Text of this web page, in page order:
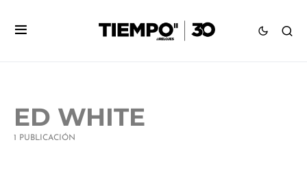
ED WHITE
1 PUBLICACIÓN